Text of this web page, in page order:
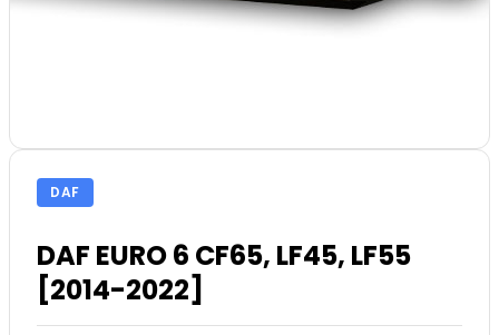
DAF
DAF EURO 6 CF65, LF45, LF55
[2014-2022]